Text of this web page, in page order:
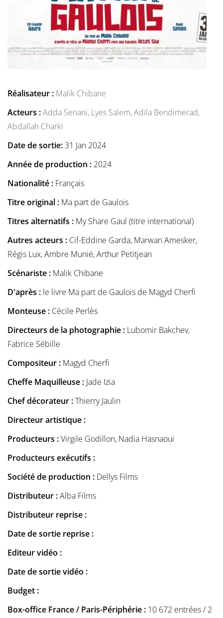
Réalisateur : Malik Chibane
Acteurs :Adda Senani, Lyes Salem,Adila Bendimerad,
Abdallah Charki
Date de sortie:31 Jan 2024
Année de production : 2024
Nationalité : Français
Titre original : Ma part de Gaulois
Titres alternatifs : My Share Gaul (titre international)
Autres acteurs : Cif-Eddine Garda, Marwan Amesker,
Régis Lux, Ambre Munié, Arthur Petitjean
Scénariste : Malik Chibane
D'après : le livre Ma part de Gaulois de Magyd Cherfi
Monteuse : Cécile Perlès
Directeurs de la photographie : Lubomir Bakchev,
Fabrice Sébille
Compositeur : Magyd Cherfi
Cheffe Maquilleuse : Jade Izia
Chef décorateur :Thierry Jaulin
Directeur artistique :
Producteurs :Virgile Godillon, Nadia Hasnaoui
Producteurs exécutifs :
Société de production : Dellys Films
Distributeur :Alba Films
Distributeur reprise :
Date de sortie reprise :
Editeur vidéo :
Date de sortie vidéo :
Budget :
Box-office France / Paris-Périphérie : 10 672 entrées / 2